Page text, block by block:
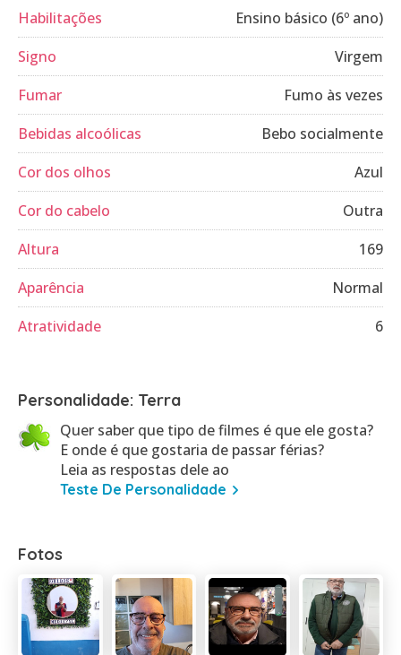
Habilitações
Ensino básico (6º ano)
Signo
Virgem
Fumar
Fumo às vezes
Bebidas alcoólicas
Bebo socialmente
Cor dos olhos
Azul
Cor do cabelo
Outra
Altura
169
Aparência
Normal
Atratividade
6
Personalidade: Terra
Quer saber que tipo de filmes é que ele gosta?
E onde é que gostaria de passar férias?
Leia as respostas dele ao
Teste De Personalidade
Fotos